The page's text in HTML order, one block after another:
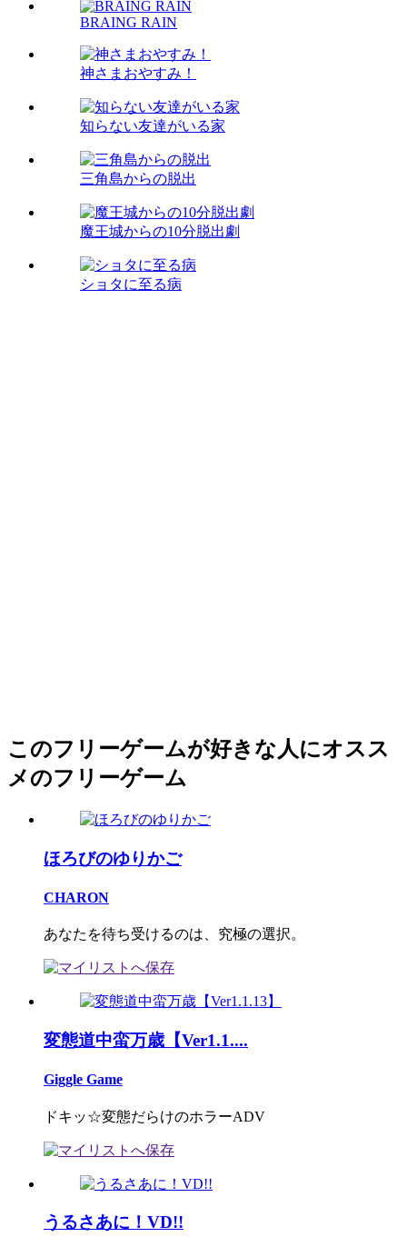
BRAING RAIN
神さまおやすみ！
知らない友達がいる家
三角島からの脱出
魔王城からの10分脱出劇
ショタに至る病
このフリーゲームが好きな人にオスス
メのフリーゲーム
ほろびのゆりかご
CHARON
あなたを待ち受けるのは、究極の選択。
変態道中蛮万歳【Ver1.1....
Giggle Game
ドキッ☆変態だらけのホラーADV
うるさあに！VD!!